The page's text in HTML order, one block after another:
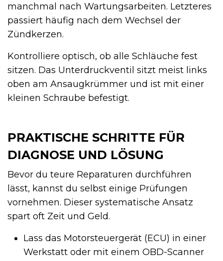
manchmal nach Wartungsarbeiten. Letzteres
passiert häufig nach dem Wechsel der
Zündkerzen.
Kontrolliere optisch, ob alle Schläuche fest
sitzen. Das Unterdruckventil sitzt meist links
oben am Ansaugkrümmer und ist mit einer
kleinen Schraube befestigt.
PRAKTISCHE SCHRITTE FÜR
DIAGNOSE UND LÖSUNG
Bevor du teure Reparaturen durchführen
lässt, kannst du selbst einige Prüfungen
vornehmen. Dieser systematische Ansatz
spart oft Zeit und Geld.
Lass das Motorsteuergerät (ECU) in einer
Werkstatt oder mit einem OBD-Scanner